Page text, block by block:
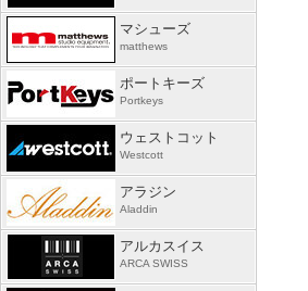
マシューズ
matthews
ポートキーズ
Portkeys
ウェストコット
Westcott
アラジン
Aladdin
アルカスイス
ARCA SWISS